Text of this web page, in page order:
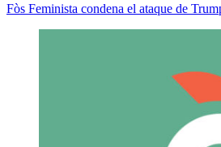
Fòs Feminista condena el ataque de